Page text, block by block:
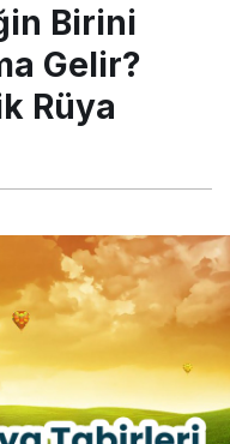
ve Psikolojik Rüya
Birini
Gelir?
Rüya